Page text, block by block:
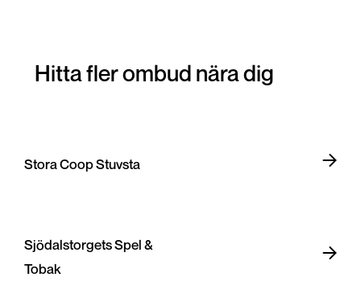
Hitta fler ombud nära dig
Stora Coop Stuvsta
Sjödalstorgets Spel &
Tobak